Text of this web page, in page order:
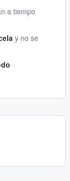
a tiempo
y no se